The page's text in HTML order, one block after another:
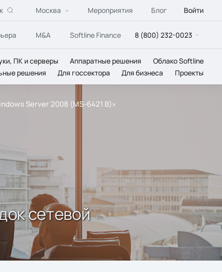
Москва Мероприятия Блог Войти
M&A Softline Finance 8 (800) 232-0023
ПК и серверы Аппаратные решения
Облако Softline
решения Для госсектора Для бизнеса Проекты
Server 2008 (MS-6421 B)»
сетевой